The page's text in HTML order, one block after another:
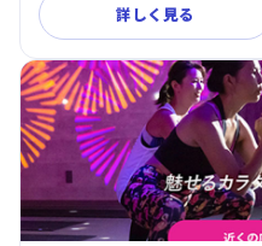
詳しく見る